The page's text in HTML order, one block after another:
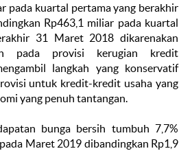
pada kuartal pertama yang berakhir
Rp463,1 miliar pada kuartal
31 Maret 2018 dikarenakan
pada provisi kerugian kredit
langkah yang konservatif
untuk kredit-kredit usaha yang
yang penuh tantangan.
bunga bersih tumbuh 7,7%
Maret 2019 dibandingkan Rp1,9